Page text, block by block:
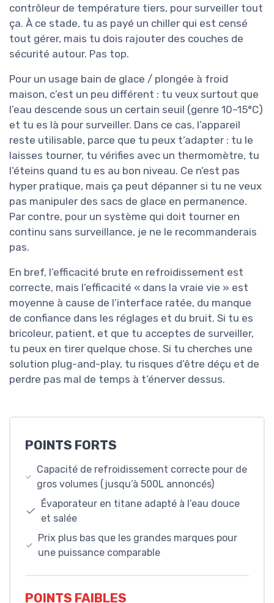
contrôleur de température tiers, pour surveiller tout
ça. À ce stade, tu as payé un chiller qui est censé
tout gérer, mais tu dois rajouter des couches de
sécurité autour. Pas top.
Pour un usage bain de glace / plongée à froid
maison, c’est un peu différent : tu veux surtout que
l’eau descende sous un certain seuil (genre 10–15°C)
et tu es là pour surveiller. Dans ce cas, l’appareil
reste utilisable, parce que tu peux t’adapter : tu le
laisses tourner, tu vérifies avec un thermomètre, tu
l’éteins quand tu es au bon niveau. Ce n’est pas
hyper pratique, mais ça peut dépanner si tu ne veux
pas manipuler des sacs de glace en permanence.
Par contre, pour un système qui doit tourner en
continu sans surveillance, je ne le recommanderais
pas.
En bref, l’efficacité brute en refroidissement est
correcte, mais l’efficacité « dans la vraie vie » est
moyenne à cause de l’interface ratée, du manque
de confiance dans les réglages et du bruit. Si tu es
bricoleur, patient, et que tu acceptes de surveiller,
tu peux en tirer quelque chose. Si tu cherches une
solution plug-and-play, tu risques d’être déçu et de
perdre pas mal de temps à t’énerver dessus.
POINTS FORTS
Capacité de refroidissement correcte pour de
gros volumes (jusqu’à 500L annoncés)
Évaporateur en titane adapté à l’eau douce
et salée
Prix plus bas que les grandes marques pour
une puissance comparable
POINTS FAIBLES